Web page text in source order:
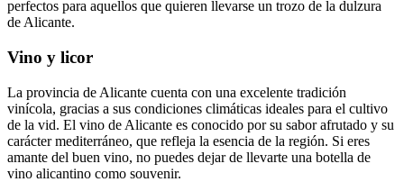
perfectos para aquellos que quieren llevarse un trozo de la dulzura
de Alicante.
Vino y licor
La provincia de Alicante cuenta con una excelente tradición
vinícola, gracias a sus condiciones climáticas ideales para el cultivo
de la vid. El vino de Alicante es conocido por su sabor afrutado y su
carácter mediterráneo, que refleja la esencia de la región. Si eres
amante del buen vino, no puedes dejar de llevarte una botella de
vino alicantino como souvenir.